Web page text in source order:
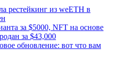
рестейкинг из weETH в
за $5000, NFT на основе
за $43,000
обновление: вот что вам